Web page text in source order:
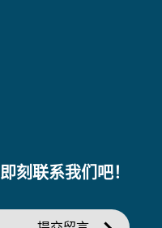
即刻联系我们吧！